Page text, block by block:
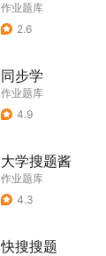
作业题库
2.6
同步学
作业题库
4.9
大学搜题酱
作业题库
4.3
快搜搜题